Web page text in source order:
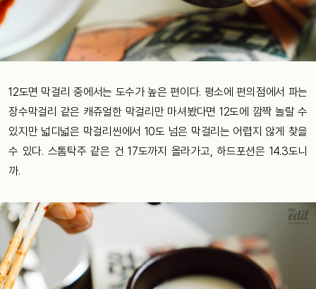
12도면 막걸리 중에서는 도수가 높은 편이다. 평소에 편의점에서 파는
장수막걸리 같은 캐쥬얼한 막걸리만 마셔봤다면 12도에 깜짝 놀랄 수
있지만 넓디넓은 막걸리씬에서 10도 넘은 막걸리는 어렵지 않게 찾을
수 있다. 스톰탁주 같은 건 17도까지 올라가고, 하드포션은 14.3도니
까.